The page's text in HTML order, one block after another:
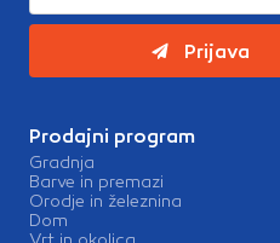
Prijava
Prodajni program
Gradnja
Barve in premazi
Orodje in železnina
Dom